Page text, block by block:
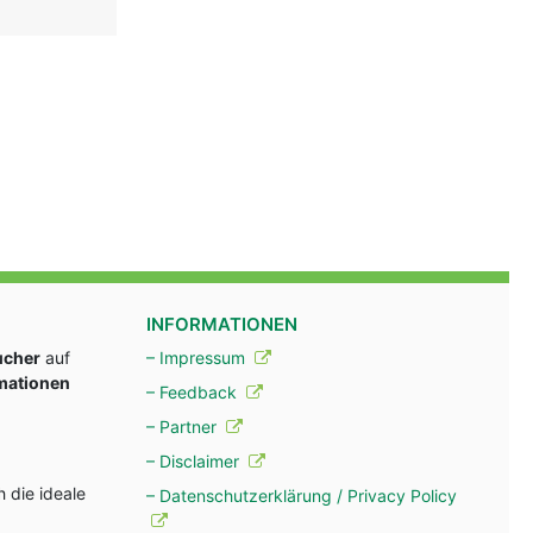
auf
die ideale
INFORMATIONEN
– Impressum
– Feedback
– Partner
– Disclaimer
– Datenschutzerklärung / Privacy Policy